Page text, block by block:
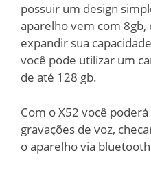
possuir um design
aparelho vem com 8gb,
expandir sua
você pode utilizar um
de até 128 gb.
Com o X52 você
gravações de voz,
o aparelho via